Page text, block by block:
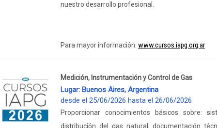
nuestro desarrollo profesional.
Para mayor información: www.cursos.iapg.org.ar
Medición, Instrumentación y Control de Gas
Lugar: Buenos Aires, Argentina
desde el 25/06/2026 hasta el 26/06/2026
Proporcionar conocimientos básicos sobre:
distribución del gas natural, documentación